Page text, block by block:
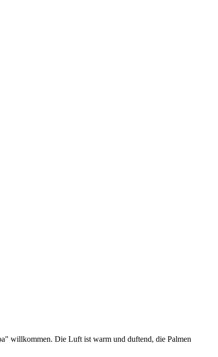
willkommen. Die Luft ist warm und duftend, die Palmen